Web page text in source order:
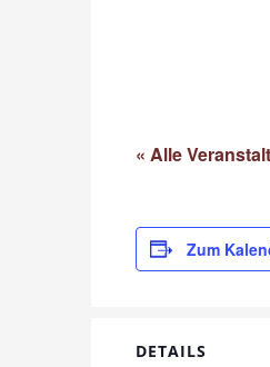
« Alle
Zum
DETAILS